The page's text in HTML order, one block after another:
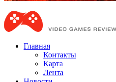
Главная
Контакты
Карта
Лента